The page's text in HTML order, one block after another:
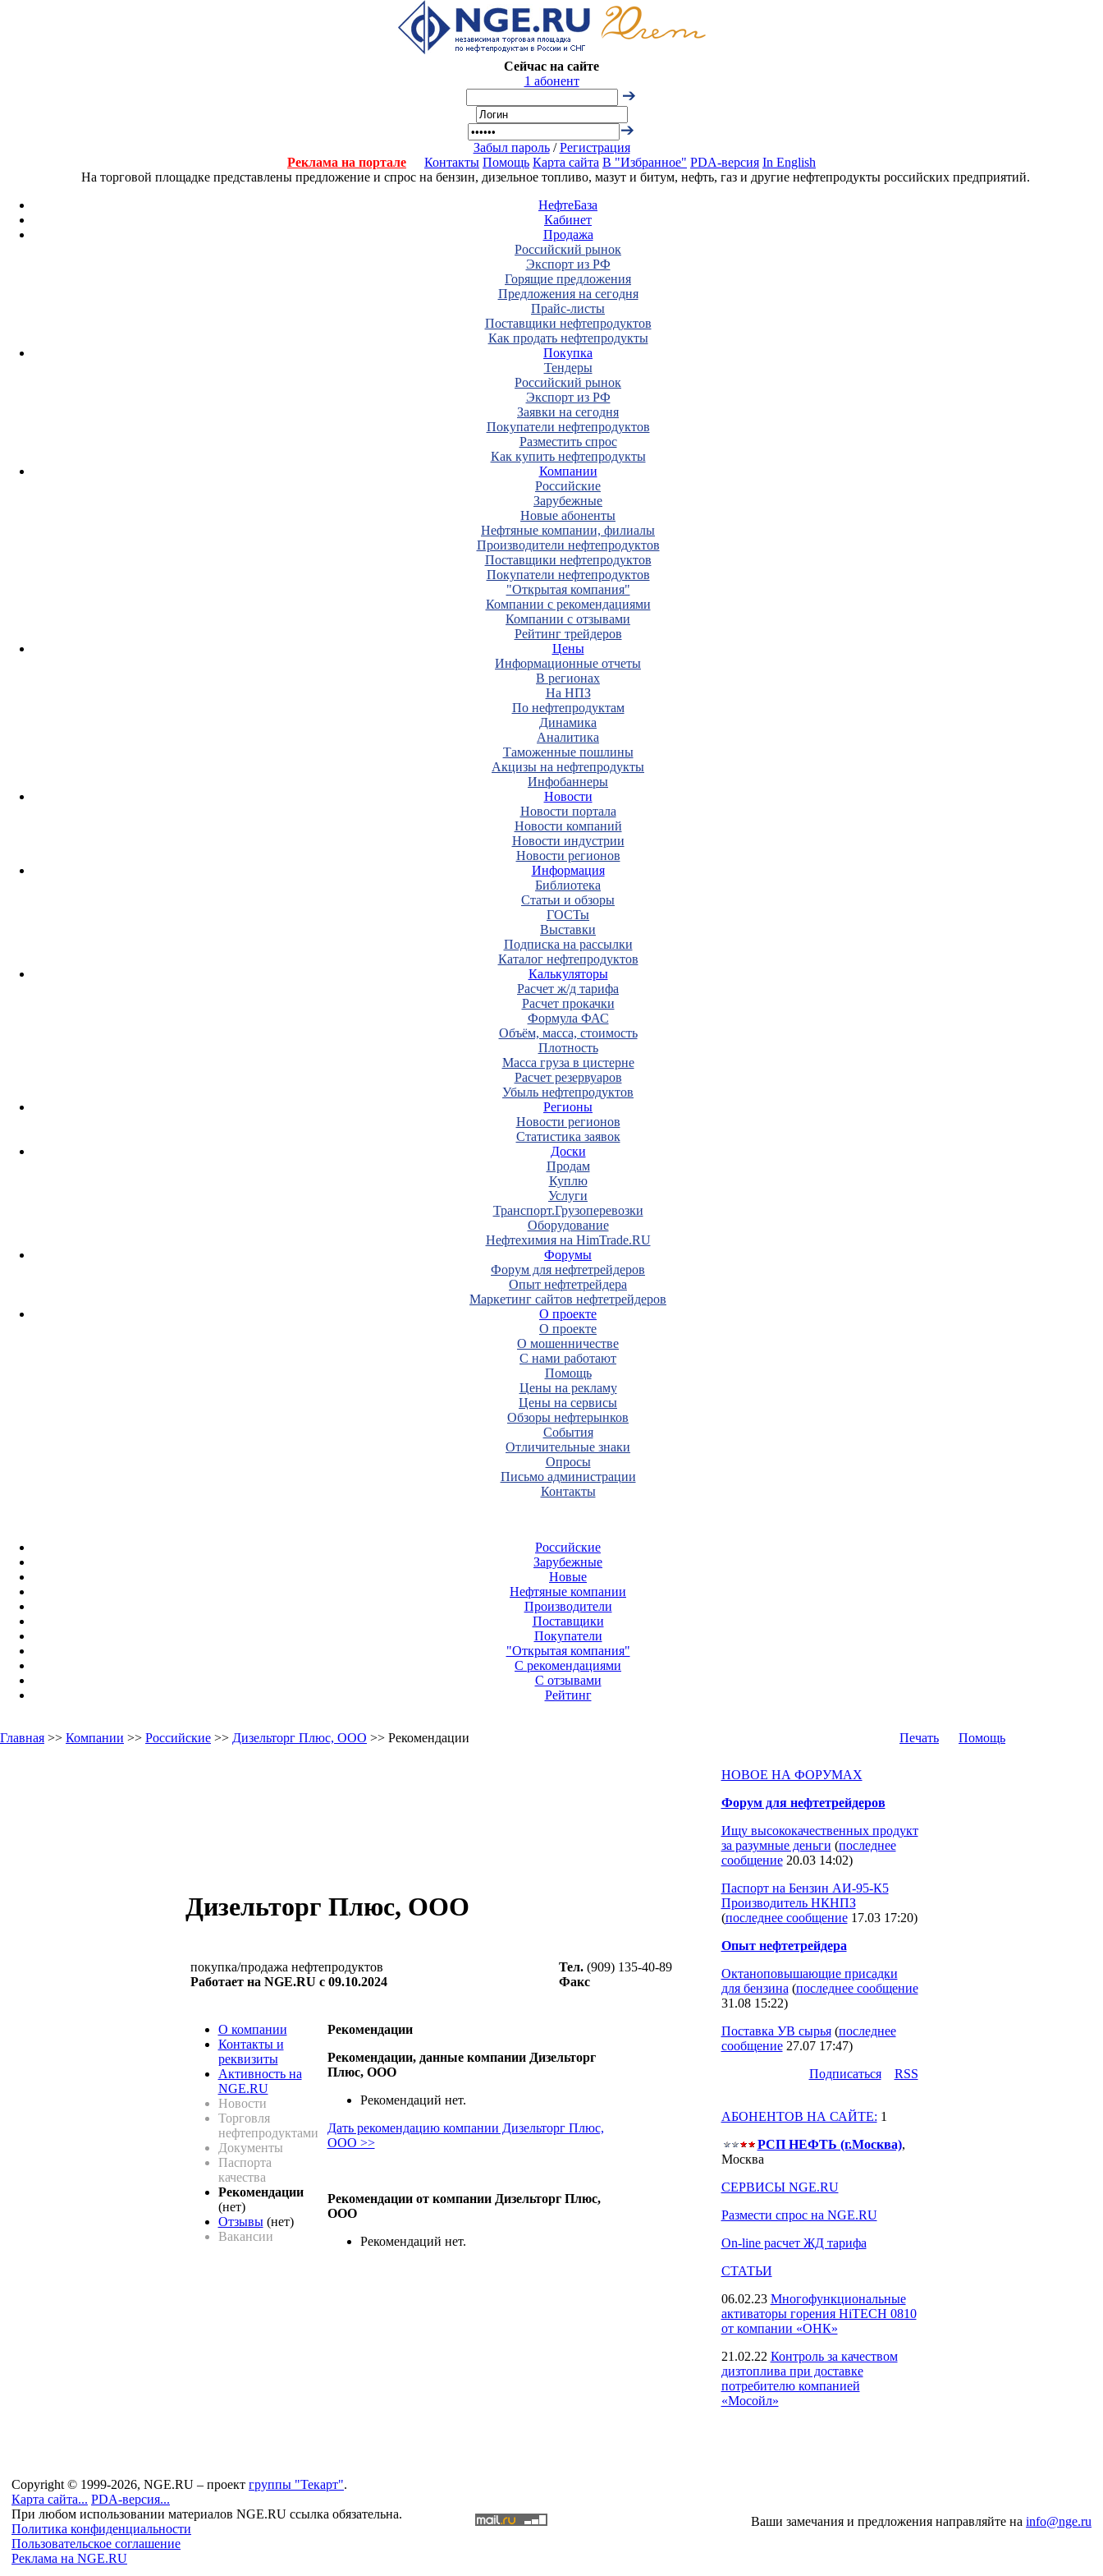
Сейчас на сайте
1 абонент
Забыл пароль/Регистрация
Реклама на портале
Контакты Помощь Карта сайта В "Избранное" PDA-версия In English
На торговой площадке представлены предложение и спрос на бензин, дизельное топливо, мазут и битум, нефть, газ и другие нефтепродукты российских предприятий.
НефтеБаза
Кабинет
Продажа
Российский рынок
Экспорт из РФ
Горящие предложения
Предложения на сегодня
Прайс-листы
Поставщики нефтепродуктов
Как продать нефтепродукты
Покупка
Тендеры
Российский рынок
Экспорт из РФ
Заявки на сегодня
Покупатели нефтепродуктов
Разместить спрос
Как купить нефтепродукты
Компании
Российские
Зарубежные
Новые абоненты
Нефтяные компании, филиалы
Производители нефтепродуктов
Поставщики нефтепродуктов
Покупатели нефтепродуктов
"Открытая компания"
Компании с рекомендациями
Компании с отзывами
Рейтинг трейдеров
Цены
Информационные отчеты
В регионах
На НПЗ
По нефтепродуктам
Динамика
Аналитика
Таможенные пошлины
Акцизы на нефтепродукты
Инфобаннеры
Новости
Новости портала
Новости компаний
Новости индустрии
Новости регионов
Информация
Библиотека
Статьи и обзоры
ГОСТы
Выставки
Подписка на рассылки
Каталог нефтепродуктов
Калькуляторы
Расчет ж/д тарифа
Расчет прокачки
Формула ФАС
Объём, масса, стоимость
Плотность
Масса груза в цистерне
Расчет резервуаров
Убыль нефтепродуктов
Регионы
Новости регионов
Статистика заявок
Доски
Продам
Куплю
Услуги
Транспорт.Грузоперевозки
Оборудование
Нефтехимия на HimTrade.RU
Форумы
Форум для нефтетрейдеров
Опыт нефтетрейдера
Маркетинг сайтов нефтетрейдеров
О проекте
О проекте
О мошенничестве
С нами работают
Помощь
Цены на рекламу
Цены на сервисы
Обзоры нефтерынков
События
Отличительные знаки
Опросы
Письмо администрации
Контакты
Российские
Зарубежные
Новые
Нефтяные компании
Производители
Поставщики
Покупатели
"Открытая компания"
С рекомендациями
С отзывами
Рейтинг
Главная >> Компании >> Российские >> Дизельторг Плюс, ООО >> Рекомендации Печать Помощь
Дизельторг Плюс, ООО
покупка/продажа нефтепродуктов
Работает на NGE.RU с 09.10.2024
Тел.(909) 135-40-89
Факс
О компании
Контакты и
реквизиты
Активность на
NGE.RU
Новости
Торговля
нефтепродуктами
Документы
Паспорта
качества
Рекомендации
(нет)
Отзывы (нет)
Вакансии
Рекомендации
Рекомендации, данные компании Дизельторг
Плюс, ООО
Рекомендаций нет.
Дать рекомендацию компании Дизельторг Плюс,
ООО >>
Рекомендации от компании Дизельторг Плюс,
ООО
Рекомендаций нет.
НОВОЕ НА ФОРУМАХ
Форум для нефтетрейдеров
Ищу высококачественных продукт
за разумные деньги (последнее
сообщение 20.03 14:02)
Паспорт на Бензин АИ-95-К5
Производитель НКНПЗ
(последнее сообщение 17.03 17:20)
Опыт нефтетрейдера
Октаноповышающие присадки
для бензина (последнее сообщение
31.08 15:22)
Поставка УВ сырья(последнее
сообщение 27.07 17:47)
Подпиcаться
RSS
АБОНЕНТОВ НА САЙТЕ: 1
РСП НЕФТЬ (г.Москва),
Москва
СЕРВИСЫ NGE.RU
Размести спрос на NGE.RU
On-line расчет ЖД тарифа
СТАТЬИ
06.02.23 Многофункциональные
активаторы горения HiTECH 0810
от компании «ОНК»
21.02.22 Контроль за качеством
дизтоплива при доставке
потребителю компанией
«Мосойл»
Copyright © 1999-2026, NGE.RU – проект группы "Текарт".
Карта сайта... PDA-версия...
При любом использовании материалов NGE.RU ссылка обязательна.
Политика конфиденциальности
Пользовательское соглашение
Реклама на NGE.RU
Ваши замечания и предложения направляйте на info@nge.ru